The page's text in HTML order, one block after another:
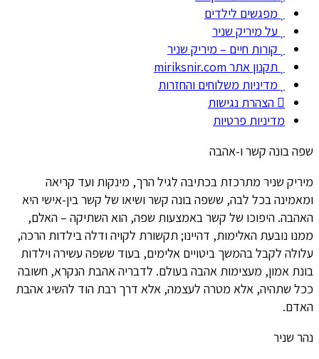
מפגשים לילדים
על מיריק שניר
קורות חיים – מיריק שניר
תקנון אתר miriksnir.com
מדיניות משלוחים והחזרות
הצהרת נגישות
מדיניות פרטיות
שפה בונה קשר ו-אהבה
מיריק שניר מתרכזת בכתיבה לגיל הרך, מינקות ועד קריאה
ומאמינה בכל לבה, ששפה בונה קשר ושיאו של קשר בין-אישי היא
האהבה. היפוכו של קשר באמצעות שפה, הוא השתיקה – האלם,
ממנו נובעת האלימות, דהיינו; תקשורת לקויה ודלה בילדות הרכה,
עלולה לקבל בהמשך ביטויים אלימים, בעוד ששפה עשירה וילדות
בונת אמון, מעצימות אהבה בעולם. לדבריה אהבת הנקרא, חשובה
ככל שתהיה, אלא מטרה לעצמה, אלא דרך רבת הוד להשיג אהבת
האדם.
נהר שניר